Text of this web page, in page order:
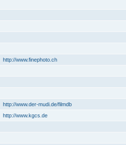
http://www.finephoto.ch
http://www.der-mudi.de/filmdb
http://www.kgcs.de